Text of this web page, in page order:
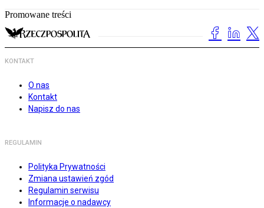
Promowane treści
KONTAKT
O nas
Kontakt
Napisz do nas
REGULAMIN
Polityka Prywatności
Zmiana ustawień zgód
Regulamin serwisu
Informacje o nadawcy